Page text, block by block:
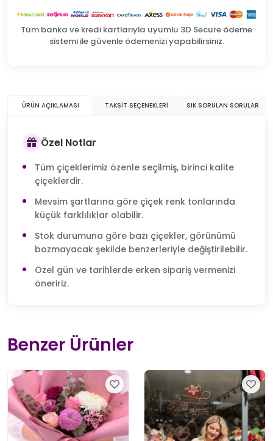
Tüm banka ve kredi kartlarıyla uyumlu 3D Secure ödeme
sistemi ile güvenle ödemenizi yapabilirsiniz.
ÜRÜN AÇIKLAMASI TAKSIT SEÇENEKLERI SIK SORULAN SORULAR
Özel Notlar
Tüm çiçeklerimiz özenle seçilmiş, birinci kalite
çiçeklerdir.
Mevsim şartlarına göre çiçek renk tonlarında
küçük farklılıklar olabilir.
Stok durumuna göre bazı çiçekler, görünümü
bozmayacak şekilde benzerleriyle değiştirilebilir.
Özel gün ve tarihlerde erken sipariş vermenizi
öneririz.
Benzer Ürünler